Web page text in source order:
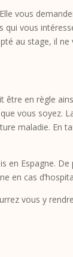
vous
qui vous
au stage, il ne
être en règle
vous soyez.
maladie. En
en Espagne.
en cas
vous y